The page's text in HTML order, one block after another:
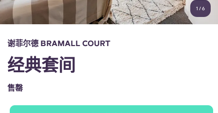
English (GB)
选择一个国家
立即预订
1 /6
谢菲尔德 BRAMALL COURT
经典套间
售罄